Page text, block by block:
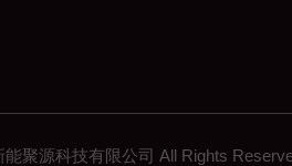
能聚源科技有限公司 All Rights